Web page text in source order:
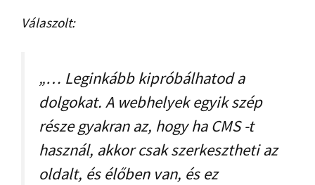
Válaszolt:
„… Leginkább kipróbálhatod a
dolgokat. A webhelyek egyik szép
része gyakran az, hogy ha CMS -t
használ, akkor csak szerkesztheti az
oldalt, és élőben van, és ez